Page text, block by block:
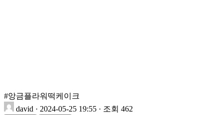
#앙금플라워떡케이크
david · 2024-05-25 19:55 · 조회 462